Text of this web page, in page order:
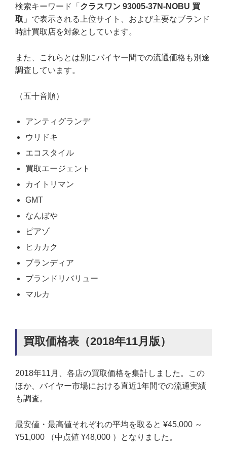
検索キーワード「 クラスワン 93005-37N-NOBU 買
取 」で表示される上位サイト、および主要なブランド
時計買取店を対象としています。
また、これらとは別にバイヤー間での流通価格も別途
調査しています。
（五十音順）
アンティグランデ
ウリドキ
エコスタイル
買取エージェント
カイトリマン
GMT
なんぼや
ピアゾ
ヒカカク
ブランディア
ブランドリバリュー
マルカ
買取価格表（2018年11月版）
2018年11月、各店の買取価格を集計しました。この
ほか、バイヤー市場における直近1年間での流通実績
も調査。
最安値・最高値それぞれの平均を取ると ¥45,000 ～
¥51,000 （中点値 ¥48,000 ）となりました。